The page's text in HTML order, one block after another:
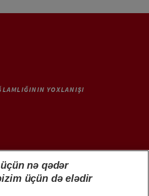
YOXLANIŞI
nə qədər
üçün də elədir